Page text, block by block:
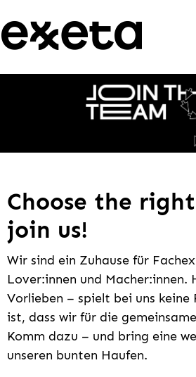
Choose the
join us!
Wir sind ein Zuhause für
Lover:innen und Macher:innen.
Vorlieben – spielt bei uns keine
ist, dass wir für die
Komm dazu – und bring eine
unseren bunten Haufen.